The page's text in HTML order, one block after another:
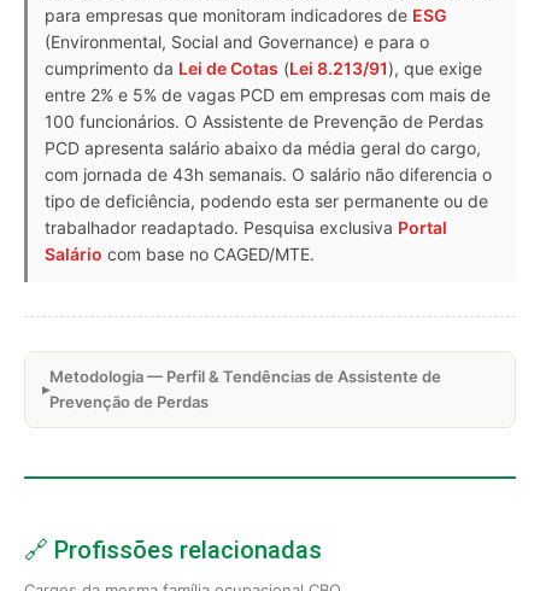
para empresas que monitoram indicadores de ESG
(Environmental, Social and Governance) e para o
cumprimento da Lei de Cotas (Lei 8.213/91), que exige
entre 2% e 5% de vagas PCD em empresas com mais de
100 funcionários. O Assistente de Prevenção de Perdas
PCD apresenta salário abaixo da média geral do cargo,
com jornada de 43h semanais. O salário não diferencia o
tipo de deficiência, podendo esta ser permanente ou de
trabalhador readaptado. Pesquisa exclusiva Portal
Salário com base no CAGED/MTE.
Metodologia — Perfil & Tendências de Assistente de
Prevenção de Perdas
🔗 Profissões relacionadas